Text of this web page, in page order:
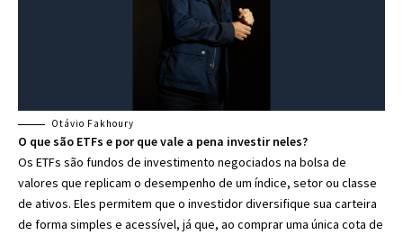
Otávio Fakhoury
O que são ETFs e por que vale a pena investir neles?
Os ETFs são fundos de investimento negociados na bolsa de
valores que replicam o desempenho de um índice, setor ou classe
de ativos. Eles permitem que o investidor diversifique sua carteira
de forma simples e acessível, já que, ao comprar uma única cota de